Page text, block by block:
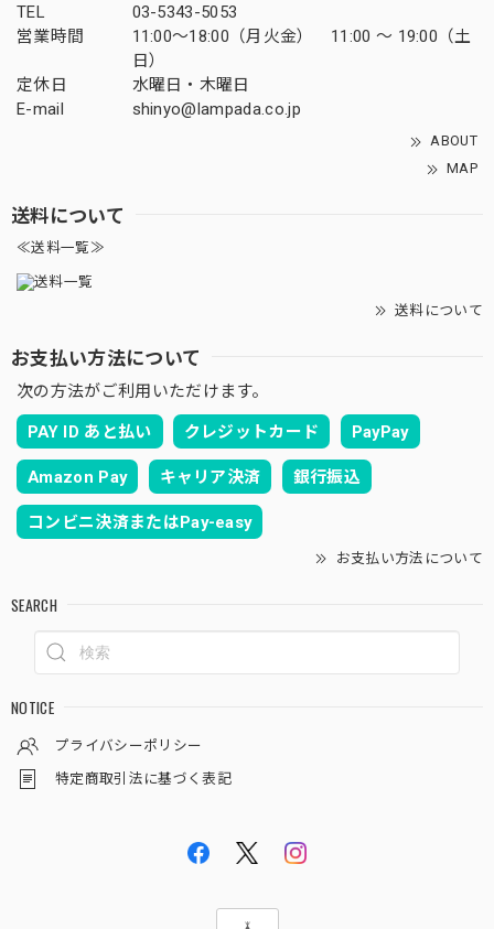
TEL
03-5343-5053
営業時間
11:00～18:00（月火金） 11:00 ～ 19:00（土
日）
定休日
水曜日・木曜日
E-mail
shinyo@lampada.co.jp
ABOUT
MAP
送料について
≪送料一覧≫
送料について
お支払い方法について
次の方法がご利用いただけます。
PAY ID あと払い クレジットカード PayPay
Amazon Pay キャリア決済 銀行振込
コンビニ決済またはPay-easy
お支払い方法について
SEARCH
NOTICE
プライバシーポリシー
特定商取引法に基づく表記